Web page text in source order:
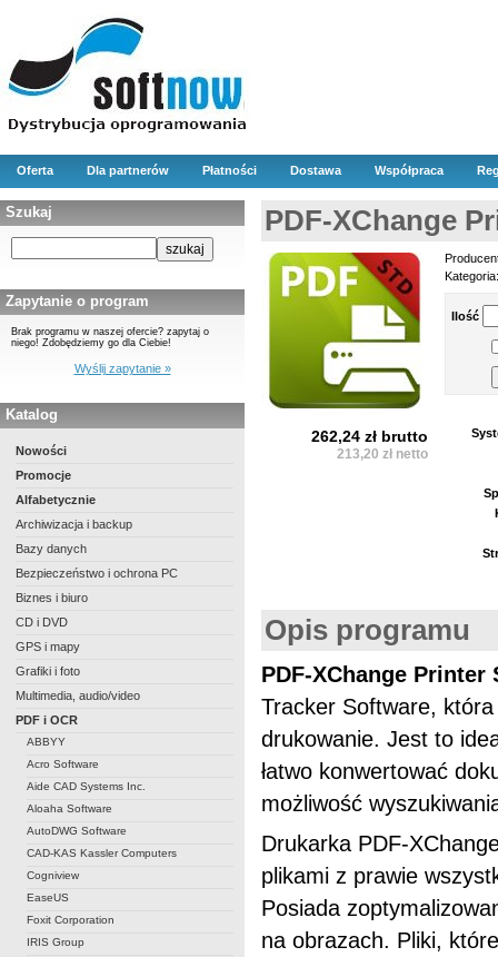
Oferta Dla partnerów Płatności Dostawa Współpraca
Szukaj
Zapytanie o program
Brak programu w naszej ofercie? zapytaj o
niego! Zdobędziemy go dla Ciebie!
Wyślij zapytanie »
Katalog
Nowości
Promocje
Alfabetycznie
Archiwizacja i backup
Bazy danych
Bezpieczeństwo i ochrona PC
Biznes i biuro
CD i DVD
GPS i mapy
Grafiki i foto
Multimedia, audio/video
PDF i OCR
ABBYY
Acro Software
Aide CAD Systems Inc.
Aloaha Software
AutoDWG Software
CAD-KAS Kassler Computers
Cogniview
EaseUS
Foxit Corporation
IRIS Group
PDF-XChange
Ilość
262,24 zł brutto
213,20 zł netto
Opis programu
PDF-XChange Printer
Tracker Software,
drukowanie. Jest to
łatwo konwertować
możliwość
Drukarka PDF-
plikami z prawie
Posiada
na obrazach. Pliki,